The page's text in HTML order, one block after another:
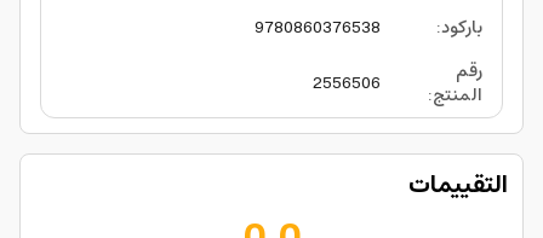
باركود:
9780860376538
رقم
المنتج:
2556506
التقييمات